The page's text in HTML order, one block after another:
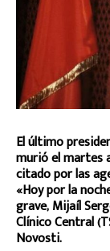
El último
murió el martes
citado por las
«Hoy por la
grave, Mijaíl
Clínico Central
Novosti.